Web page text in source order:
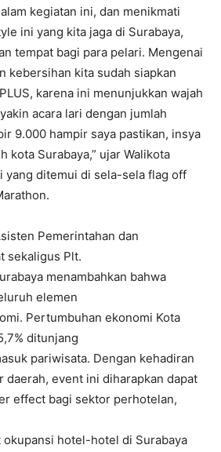
kegiatan ini, dan menikmati
ini yang kita jaga di Surabaya,
tempat bagi para pelari. Mengenai
kebersihan kita sudah siapkan
karena ini menunjukkan wajah
acara lari dengan jumlah
9.000 hampir saya pastikan, insya
kota Surabaya,” ujar Walikota
yang ditemui di sela-sela flag off
Pemerintahan dan
sekaligus Plt.
menambahkan bahwa
elemen
Pertumbuhan ekonomi Kota
ditunjang
pariwisata. Dengan kehadiran
daerah, event ini diharapkan dapat
effect bagi sektor perhotelan,
hotel-hotel di Surabaya